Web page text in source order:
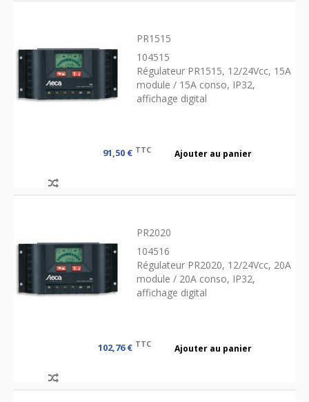
PR1515
104515
Régulateur PR1515, 12/24Vcc, 15A
module / 15A conso, IP32,
affichage digital
91,50 € TTC Ajouter au panier
PR2020
104516
Régulateur PR2020, 12/24Vcc, 20A
module / 20A conso, IP32,
affichage digital
102,76 € TTC Ajouter au panier